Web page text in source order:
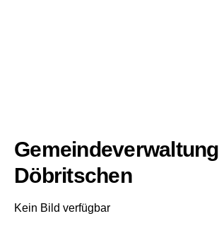
Gemeindeverwaltung
Döbritschen
Kein Bild verfügbar